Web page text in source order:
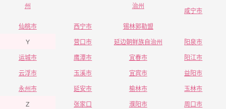
州
治州
咸宁市
仙桃市
西宁市
锡林郭勒盟
Y
营口市 延边朝鲜族自治州
阳泉市
运城市
鹰潭市 宜春市
阳江市
云浮市
玉溪市 宜宾市
益阳市
永州市
延安市 榆林市
玉林市
Z
张家口 濮阳市
周口市